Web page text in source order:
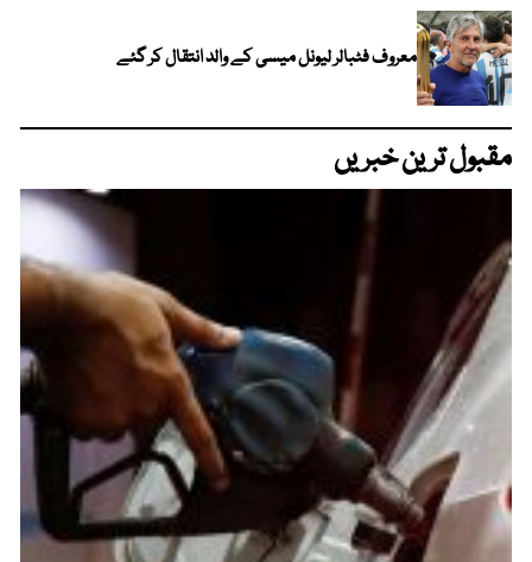
معروف فٹبالر لیونل میسی کے والد انتقال کر گئے
مقبول ترین خبریں